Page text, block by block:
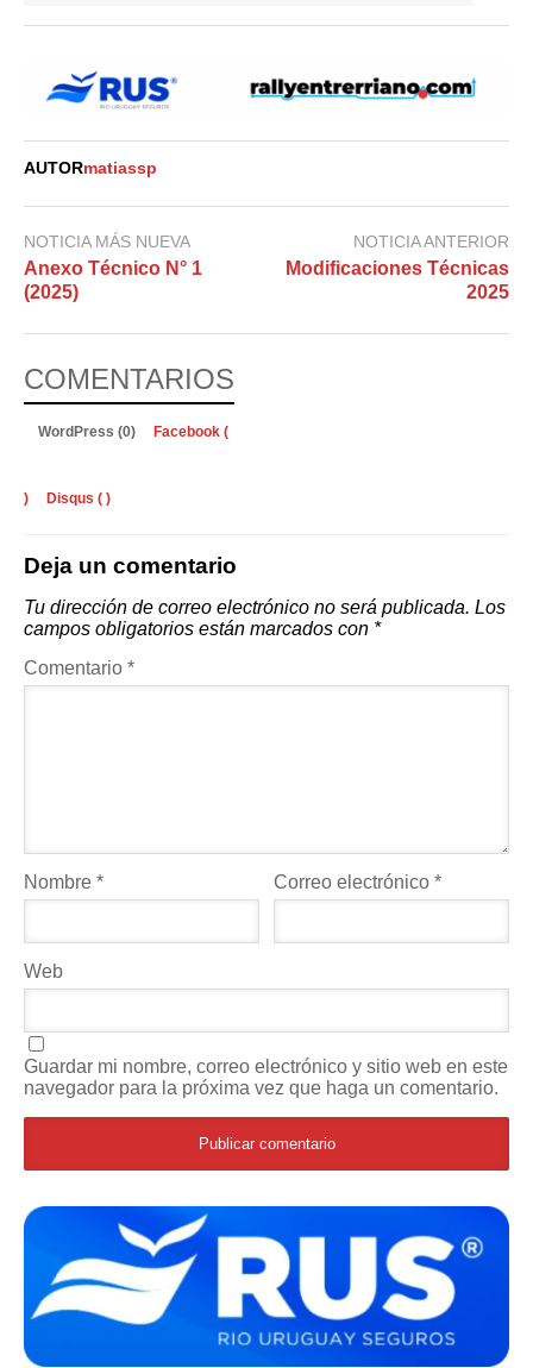
AUTORmatiassp
NOTICIA MÁS NUEVA
Anexo Técnico N° 1
(2025)
NOTICIA ANTERIOR
Modificaciones Técnicas
2025
COMENTARIOS
WordPress (0) Facebook (
) Disqus ( )
Deja un comentario
Tu dirección de correo electrónico no será publicada. Los
campos obligatorios están marcados con *
Comentario *
Nombre * Correo electrónico*
Web
Guardar mi nombre, correo electrónico y sitio web en este
navegador para la próxima vez que haga un comentario.